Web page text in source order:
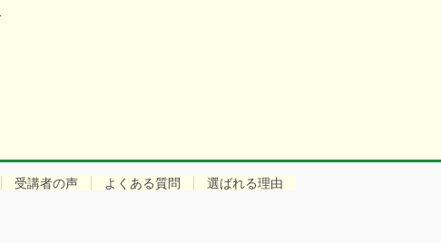
受講者の声 よくある質問
選ばれる理由